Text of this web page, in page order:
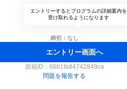
エントリーするとプログラムの詳細案内を
受け取れるようになります
締切：なし
エントリー画面へ
原稿ID： 66b1fa84742849ca
問題を報告する